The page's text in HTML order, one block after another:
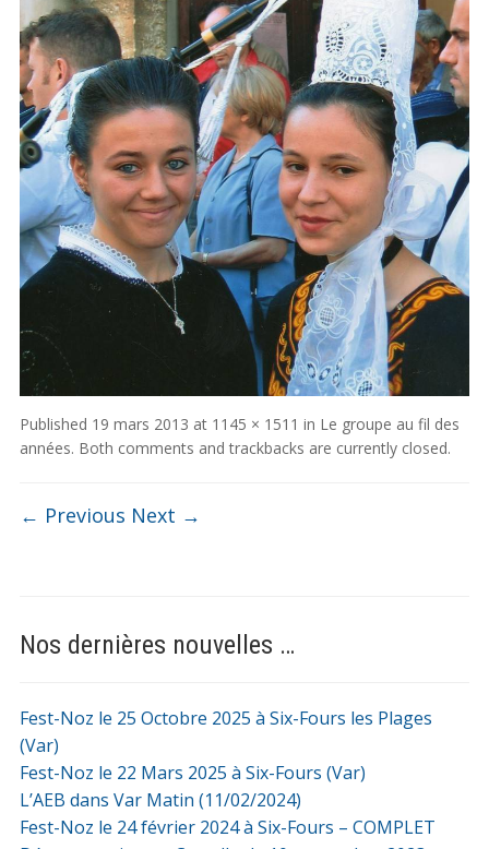
Published 19 mars 2013 at 1145 × 1511 in Le groupe au fil des
années. Both comments and trackbacks are currently closed.
← Previous Next →
Nos dernières nouvelles …
Fest-Noz le 25 Octobre 2025 à Six-Fours les Plages
(Var)
Fest-Noz le 22 Mars 2025 à Six-Fours (Var)
L’AEB dans Var Matin (11/02/2024)
Fest-Noz le 24 février 2024 à Six-Fours – COMPLET